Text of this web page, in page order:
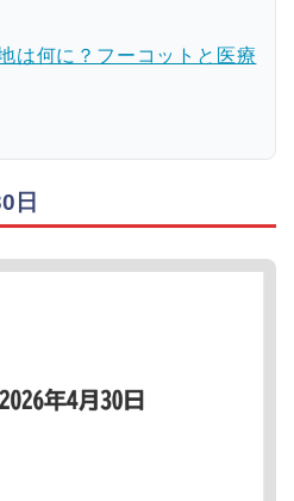
は何に？フーコットと医療
日